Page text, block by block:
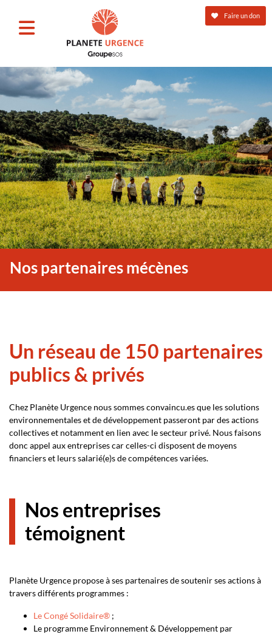
Nos partenaires mécènes
Un réseau de 150 partenaires
publics & privés
Chez Planète Urgence nous sommesconvaincu.esque les solutions
environnementales et de développement passeront par des actions
collectiveset notamment en lien avec le secteur privé. Nous faisons
donc appel aux entreprises car celles-ci disposent de moyens
financiers et leurs salarié(e)s de compétences variées.
Nos entreprises
témoignent
Planète Urgence propose à ses partenaires de soutenir ses actions à
travers différents programmes :
Le Congé Solidaire® ;
Le programme Environnement & Développement par
Faire un don